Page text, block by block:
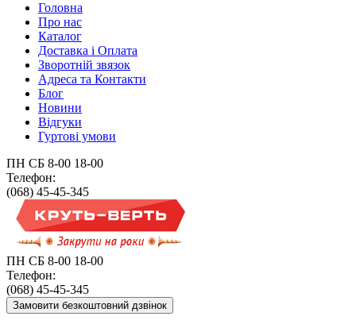
Головна
Про нас
Каталог
Доставка і Оплата
Зворотній звязок
Адреса та Контакти
Блог
Новини
Відгуки
Гуртові умови
ПН СБ 8-00 18-00
Телефон:
(068) 45-45-345
ПН СБ 8-00 18-00
Телефон:
(068) 45-45-345
Замовити безкоштовний дзвінок